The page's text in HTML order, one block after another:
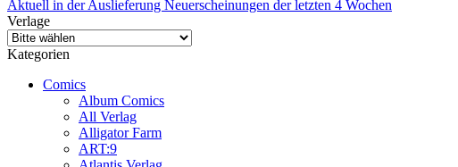
Aktuell in der Auslieferung Neuerscheinungen der letzten 4 Wochen
Verlage
Kategorien
Comics
Album Comics
All Verlag
Alligator Farm
ART:9